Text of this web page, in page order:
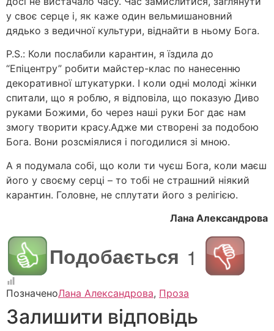
у своє серце і, як каже один вельмишановний
дядько з ведичної культури, віднайти в ньому Бога.
P.S.: Коли послабили карантин, я їздила до
“Епіцентру” робити майстер-клас по нанесенню
декоративної штукатурки. І коли одні молоді жінки
спитали, що я роблю, я відповіла, що показую Диво
руками Божими, бо через наші руки Бог дає нам
змогу творити красу.Адже ми створені за подобою
Бога. Вони розсміялися і погодилися зі мною.
А я подумала собі, що коли ти чуєш Бога, коли маєш
його у своєму серці – то тобі не страшний ніякий
карантин. Головне, не сплутати його з релігією.
Лана Александрова
Подобається 1
ПозначеноЛана Александрова, Проза
Залишити відповідь